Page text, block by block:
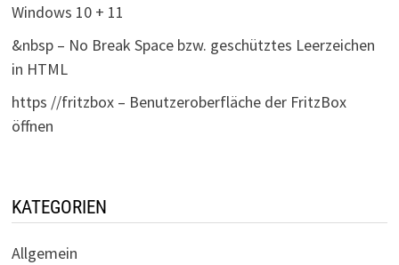
Windows 10 + 11
&nbsp – No Break Space bzw. geschütztes Leerzeichen
in HTML
https //fritzbox – Benutzeroberfläche der FritzBox
öffnen
KATEGORIEN
Allgemein